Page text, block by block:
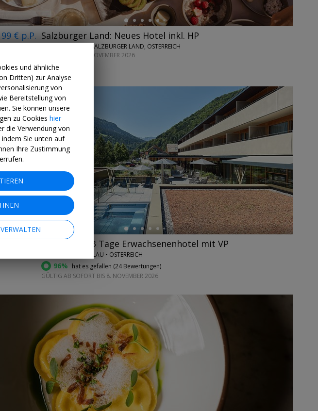
€ p.P. Salzburger Land: Neues Hotel inkl. HP
ZIACH & CANDY • SALZBURGER LAND, ÖSTERREICH
EINLÖSBAR BIS 1. NOVEMBER 2026
Vorarlberg: 3 Tage Erwachsenenhotel mit VP
HOTEL SONNE MELLAU • ÖSTERREICH
96% hat es gefallen (24 Bewertungen)
GÜLTIG AB SOFORT BIS 8. NOVEMBER 2026
→
und ähnliche
Dritten) zur Analyse
von
Bereitstellung von
Sie können unsere
zu Cookies hier
die Verwendung von
Sie unten auf
Ihre Zustimmung